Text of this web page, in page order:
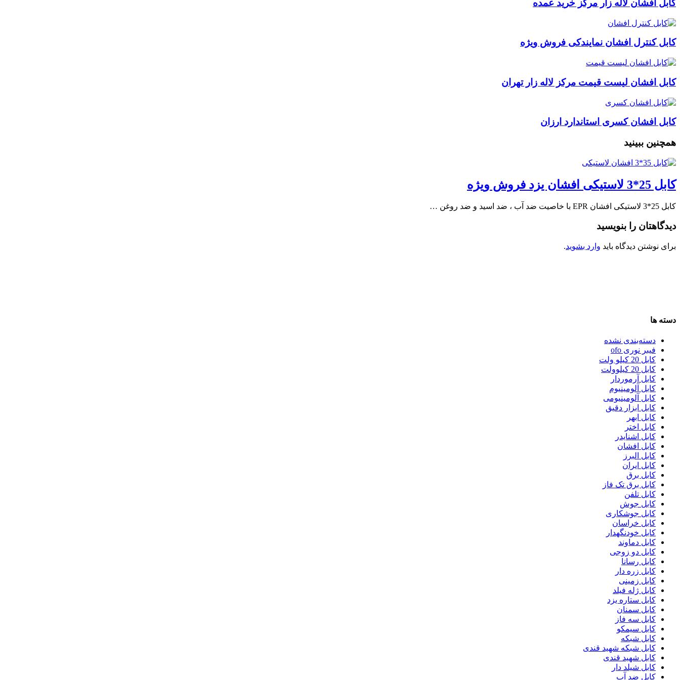
کابل افشان لاله زار مرکز خرید عمده
کابل کنترل افشان نمایندکی فروش ویژه
کابل افشان لیست قیمت مرکز لاله زار تهران
کابل افشان کسری استاندارد ارزان
همچنین ببینید
کابل 25*3 لاستیکی افشان یزد فروش ویژه
کابل 25*3 لاستیکی افشان EPR با خاصیت ضد آب ، ضد اسید و ضد روغن …
دیدگاهتان را بنویسید
برای نوشتن دیدگاه باید وارد بشوید.
دسته ها
دسته‌بندی نشده
فیبر نوری ofo
کابل 20 کیلو ولت
کابل 20 کیلوولت
کابل آرموردار
کابل آلومینیوم
کابل آلومینیومی
کابل ابزار دقیق
کابل ابهر
کابل اختر
کابل اشنایدر
کابل افشان
کابل البرز
کابل ایران
کابل برق
کابل برق تک فاز
کابل تلفن
کابل جوش
کابل جوشکاری
کابل خراسان
کابل خودنگهدار
کابل دماوند
کابل دو زوجی
کابل رسانا
کابل زره دار
کابل زمینی
کابل ژله فیلد
کابل ستاره یزد
کابل سمنان
کابل سه فاز
کابل سیمکو
کابل شبکه
کابل شبکه شهید قندی
کابل شهید قندی
کابل شیلد دار
کابل ضد آب